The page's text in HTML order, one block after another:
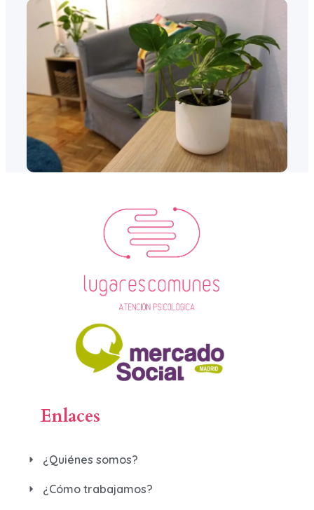
Enlaces
¿Quiénes somos?
¿Cómo trabajamos?